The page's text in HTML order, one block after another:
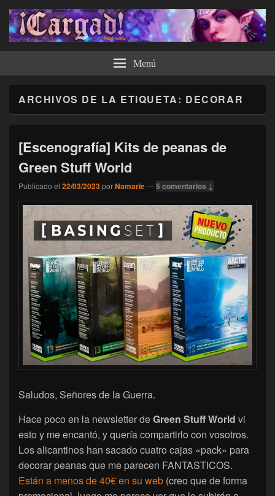
¡Cargad! Menú
ARCHIVOS DE LA ETIQUETA: DECORAR
[Escenografía] Kits de peanas de
Green Stuff World
Publicado el 22/03/2023porNamarie—5 comentarios ↓
Saludos, Señores de la Guerra.
Hace poco en la newsletter deGreen Stuff World vi
esto y me encantó, y quería compartirlo con vosotros.
Los alicantinos han sacado cuatro cajas «pack» para
decorar peanas que me parecen FANTASTICOS.
Están a menos de 40€ en su web (creo que de forma